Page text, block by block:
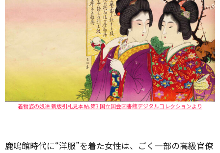
着物姿の娘達 新版引札見本帖.第3 国立国会図書館デジタルコレクションより
鹿鳴館時代に“洋服”を着た女性は、ごく一部の高級官僚